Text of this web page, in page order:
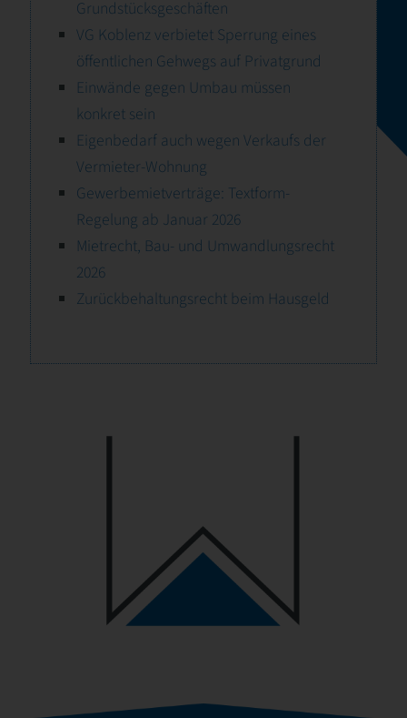
Grundstücksgeschäften
VG Koblenz verbietet Sperrung eines
öffentlichen Gehwegs auf Privatgrund
Einwände gegen Umbau müssen
konkret sein
Eigenbedarf auch wegen Verkaufs der
Vermieter-Wohnung
Gewerbemietverträge: Textform-
Regelung ab Januar 2026
Mietrecht, Bau- und Umwandlungsrecht
2026
Zurückbehaltungsrecht beim Hausgeld